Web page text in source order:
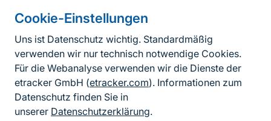
Cookie-Einstellungen
Uns ist Datenschutz wichtig. Standardmäßig
verwenden wir nur technisch notwendige Cookies.
Für die Webanalyse verwenden wir die Dienste der
etracker GmbH (etracker.com). Informationen zum
Datenschutz finden Sie in
unserer Datenschutzerklärung.
Informationen zur Seite
FußzeileKontakt zum BfN
Kontaktformular
Erklärung zur Barrierefreiheit